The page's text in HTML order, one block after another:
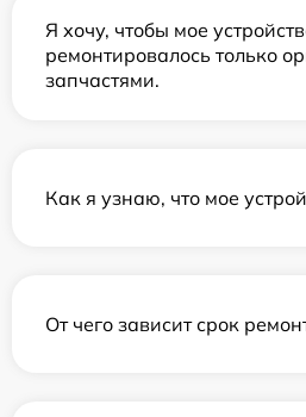
Я хочу, чтобы мое
ремонтировалось только
запчастями.
Как я узнаю, что мое
От чего зависит срок